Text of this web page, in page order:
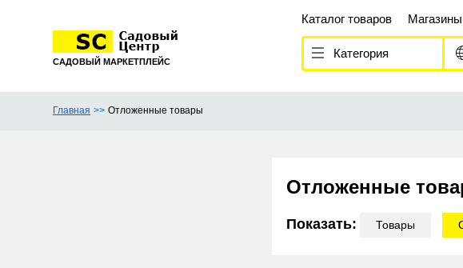
САДОВЫЙ МАРКЕТПЛЕЙС
Каталог товаров Магазины
Категория
Главная Отложенные товары
Отложенные
Показать: Товары